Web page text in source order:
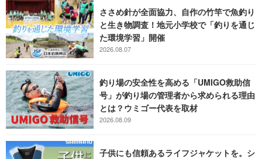
ささめ針が全面協力、自作の竹竿で魚釣り
と生き物調査！地元小学校で「釣りを通じ
た環境学習」開催
2026.08.07
釣り場の安全性を高める「UMIGO救助信
号」が釣り場の管理者から求められる理由
とは？ウミゴー代表を取材
2026.08.09
子供にも信頼あるライフジャケットを。シ